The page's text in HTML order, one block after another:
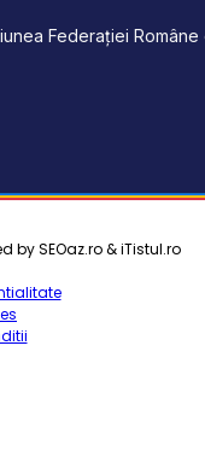
Federației
by SEOaz.ro & iTistul.ro